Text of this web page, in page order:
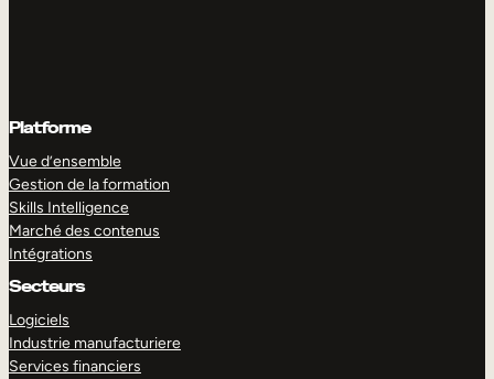
Platforme
Vue d’ensemble
Gestion de la formation
Skills Intelligence
Marché des contenus
Intégrations
Secteurs
Logiciels
Industrie manufacturiere
Services financiers